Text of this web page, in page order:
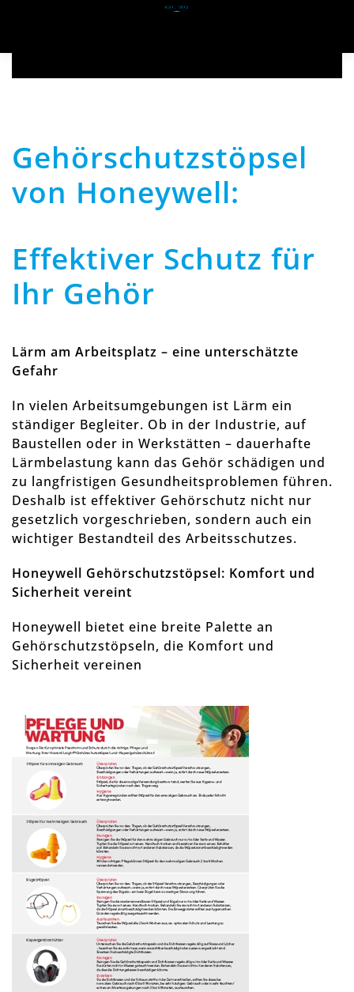
Gehörschutzstöpsel
von Honeywell:
Effektiver Schutz für
Ihr Gehör
Lärm am Arbeitsplatz – eine unterschätzte
Gefahr
In vielen Arbeitsumgebungen ist Lärm ein
ständiger Begleiter. Ob in der Industrie, auf
Baustellen oder in Werkstätten – dauerhafte
Lärmbelastung kann das Gehör schädigen und
zu langfristigen Gesundheitsproblemen führen.
Deshalb ist effektiver Gehörschutz nicht nur
gesetzlich vorgeschrieben, sondern auch ein
wichtiger Bestandteil des Arbeitsschutzes.
Honeywell Gehörschutzstöpsel: Komfort und
Sicherheit vereint
Honeywell bietet eine breite Palette an
Gehörschutzstöpseln, die Komfort und
Sicherheit vereinen